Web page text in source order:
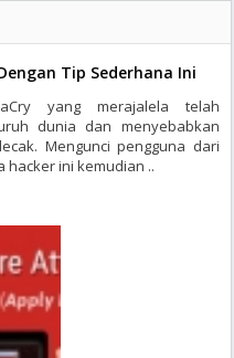
Tip Sederhana Ini
yang merajalela telah
dunia dan menyebabkan
Mengunci pengguna dari
hacker ini kemudian ..